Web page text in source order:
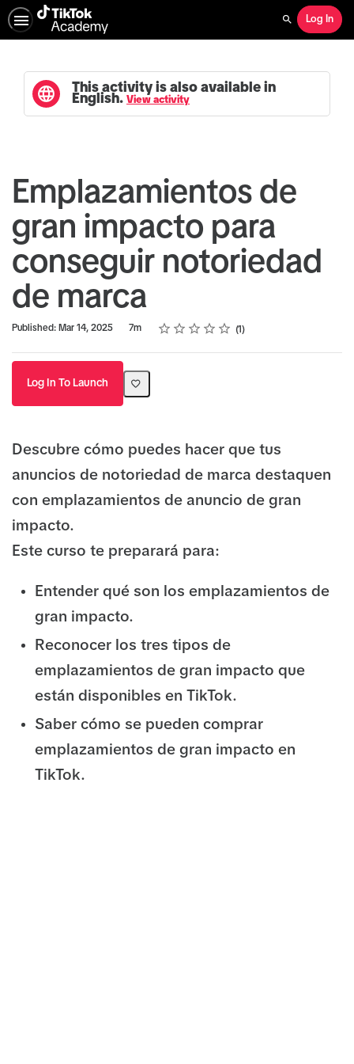
Search
Log In
This activity is also available in
English. View activity
Emplazamientos de
gran impacto para
conseguir notoriedad
de marca
Published: Mar 14, 2025
Duration 7m Rating
1 star
2 stars
3 stars
4 stars
5 stars
Average rating: 5.0 1
1 review
Log In To Launch
Descubre cómo puedes hacer que tus
anuncios de notoriedad de marca destaquen
con emplazamientos de anuncio de gran
impacto.
Este curso te preparará para:
Entender qué son los emplazamientos de
gran impacto.
Reconocer los tres tipos de
emplazamientos de gran impacto que
están disponibles en TikTok.
Saber cómo se pueden comprar
emplazamientos de gran impacto en
TikTok.